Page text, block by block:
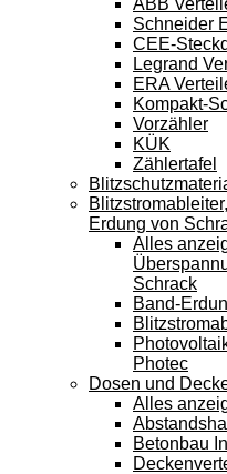
ABB
Schneider
CEE-
Legrand
ERA
Kompakt-
Vorzähler
KÜK
Zählertafel
Erdung von
Alles
Schrack
Band-
Photec
Dosen und
Alles
Betonbau